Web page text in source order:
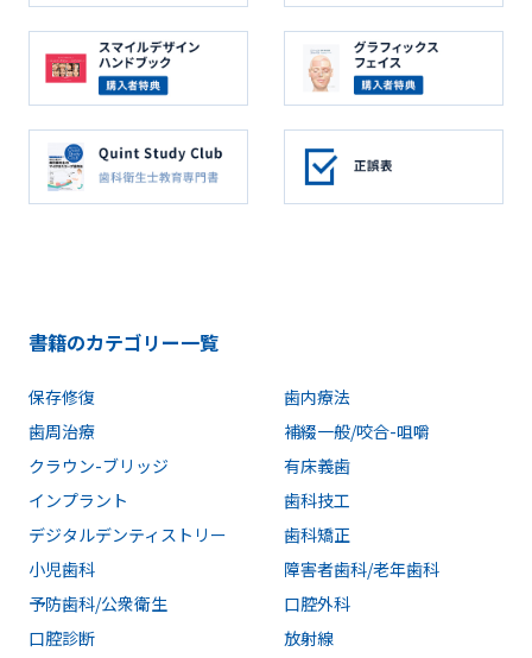
書籍のカテゴリー一覧
保存修復
歯内療法
歯周治療
補綴一般/咬合-咀嚼
クラウン-ブリッジ
有床義歯
インプラント
歯科技工
デジタルデンティストリー
歯科矯正
小児歯科
障害者歯科/老年歯科
予防歯科/公衆衛生
口腔外科
口腔診断
放射線